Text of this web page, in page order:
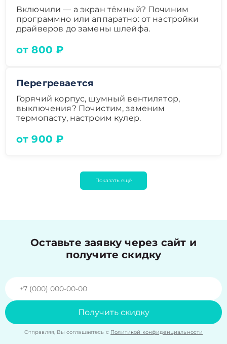
Включили — а экран тёмный? Починим
программно или аппаратно: от настройки
драйверов до замены шлейфа.
от 800 ₽
Перегревается
Горячий корпус, шумный вентилятор,
выключения? Почистим, заменим
термопасту, настроим кулер.
от 900 ₽
Показать ещё
Оставьте заявку через сайт и
получите скидку
Получить скидку
Отправляя, Вы соглашаетесь с Политикой конфиденциальности